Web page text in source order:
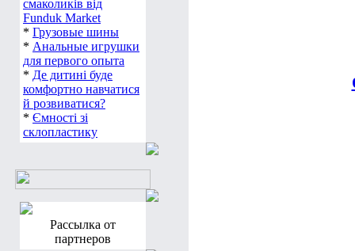
смаколиків від
Funduk Market
* Грузовые шины
* Анальные игрушки
для первого опыта
* Де дитині буде
комфортно навчатися
й розвиватися?
* Ємності зі
склопластику
Рассылка от
партнеров